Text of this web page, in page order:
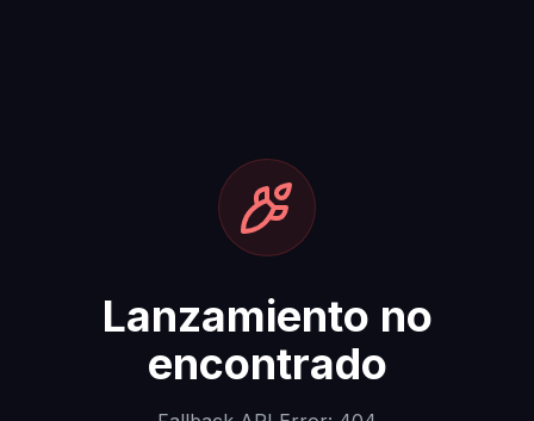
Lanzamiento no
encontrado